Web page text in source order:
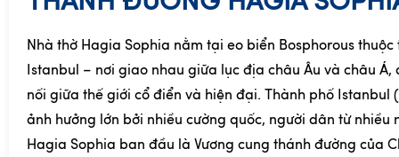
Nhà thờ Hagia Sophia nằm tại eo biển Bosphorous thuộc
Istanbul – nơi giao nhau giữa lục địa châu Âu và châu Á,
nối giữa thế giới cổ điển và hiện đại. Thành phố Istanbul
ảnh hưởng lớn bởi nhiều cường quốc, người dân từ nhiều
Hagia Sophia ban đầu là Vương cung thánh đường của